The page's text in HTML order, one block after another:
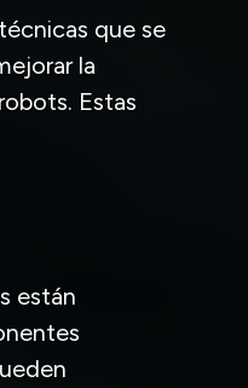
que se
la
Estas
están